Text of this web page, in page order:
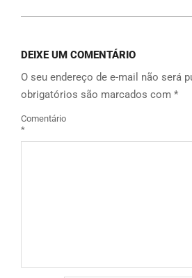
DEIXE UM COMENTÁRIO
O seu endereço de e-mail não será
obrigatórios são marcados com *
Comentário
*